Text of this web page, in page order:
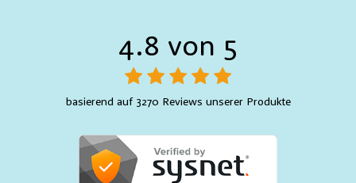
4.8 von 5
basierend auf 3270 Reviews unserer Produkte